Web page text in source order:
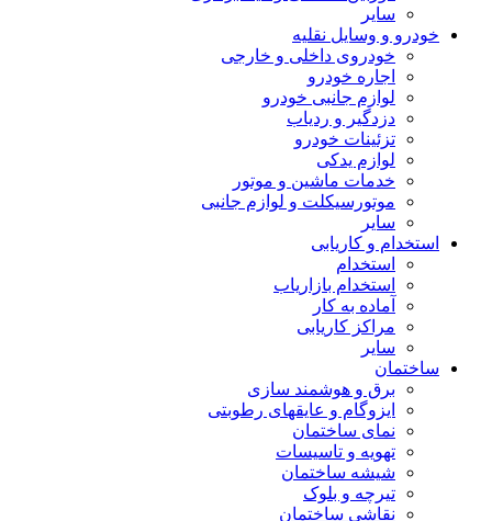
سایر
خودرو و وسایل نقلیه
خودروی داخلی و خارجی
اجاره خودرو
لوازم جانبی خودرو
دزدگیر و ردیاب
تزئینات خودرو
لوازم یدکی
خدمات ماشین و موتور
موتورسیکلت و لوازم جانبی
سایر
استخدام و کاریابی
استخدام
استخدام بازاریاب
آماده به کار
مراکز کاریابی
سایر
ساختمان
برق و هوشمند سازی
ایزوگام و عایقهای رطوبتی
نمای ساختمان
تهویه و تاسیسات
شیشه ساختمان
تیرچه و بلوک
نقاشی ساختمان